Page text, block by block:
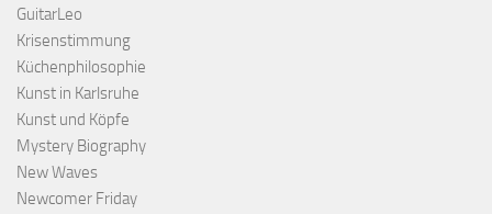
GuitarLeo
Krisenstimmung
Küchenphilosophie
Kunst in Karlsruhe
Kunst und Köpfe
Mystery Biography
New Waves
Newcomer Friday